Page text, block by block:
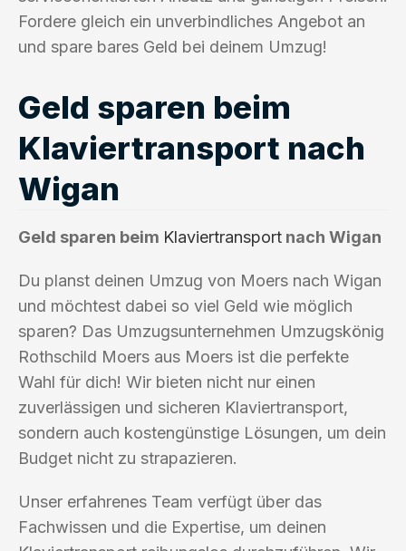
Fordere gleich ein unverbindliches Angebot an
und spare bares Geld bei deinem Umzug!
Geld sparen beim
Klaviertransport nach
Wigan
Geld sparen beim Klaviertransport nach Wigan
Du planst deinen Umzug von Moers nach Wigan
und möchtest dabei so viel Geld wie möglich
sparen? Das Umzugsunternehmen Umzugskönig
Rothschild Moers aus Moers ist die perfekte
Wahl für dich! Wir bieten nicht nur einen
zuverlässigen und sicheren Klaviertransport,
sondern auch kostengünstige Lösungen, um dein
Budget nicht zu strapazieren.
Unser erfahrenes Team verfügt über das
Fachwissen und die Expertise, um deinen